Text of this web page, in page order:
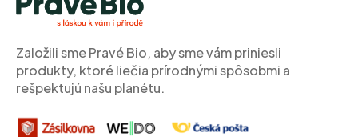
Založili sme Pravé Bio, aby sme vám priniesli
produkty, ktoré liečia prírodnými spôsobmi a
rešpektujú našu planétu.